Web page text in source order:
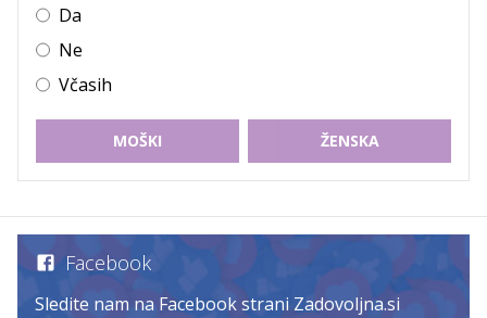
Da
Ne
Včasih
MOŠKI ŽENSKA
Facebook
Sledite nam na Facebook strani Zadovoljna.si